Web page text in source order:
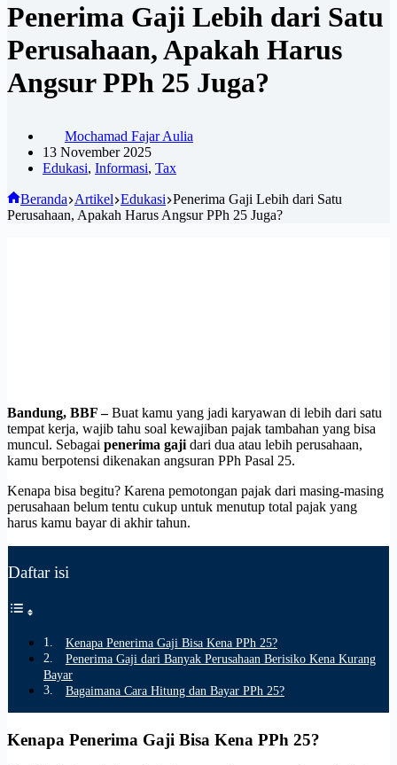
Penerima Gaji Lebih dari Satu
Perusahaan, Apakah Harus
Angsur PPh 25 Juga?
Mochamad Fajar Aulia
13 November 2025
Edukasi, Informasi, Tax
Beranda Artikel Edukasi Penerima Gaji Lebih dari Satu
Perusahaan, Apakah Harus Angsur PPh 25 Juga?
Bandung, BBF –Buat kamu yang jadi karyawan di lebih dari satu
tempat kerja, wajib tahu soal kewajiban pajak tambahan yang bisa
muncul. Sebagai penerima gaji dari dua atau lebih perusahaan,
kamu berpotensi dikenakan angsuran PPh Pasal 25.
Kenapa bisa begitu? Karena pemotongan pajak dari masing-masing
perusahaan belum tentu cukup untuk menutup total pajak yang
harus kamu bayar di akhir tahun.
Daftar isi
Kenapa Penerima Gaji Bisa Kena PPh 25?
Penerima Gaji dari Banyak Perusahaan Berisiko Kena Kurang
Bayar
Bagaimana Cara Hitung dan Bayar PPh 25?
Kenapa Penerima Gaji Bisa Kena PPh 25?